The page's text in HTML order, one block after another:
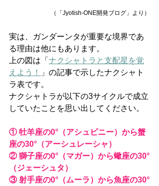
（「Jyotish-ONE開発ブログ」より）
実は、ガンダーンタが重要な境界であ
る理由は他にもあります。
上の図は「 ナクシャトラと支配星を覚
えよう！
」の記事で示したナクシャト
ラ表です。
ナクシャトラが以下の3サイクルで成立
していたことを思い出してください。
① 牡羊座の0°（アシュビニー）から蟹
座の30°（アーシュレーシャ）
② 獅子座の0°（マガー）から蠍座の30°
（ジェーシュタ）
③ 射手座の0°（ムーラ）から魚座の30°